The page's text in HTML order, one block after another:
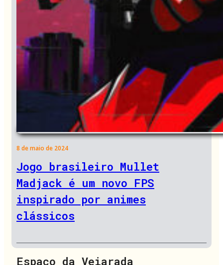
8 de maio de 2024
Jogo brasileiro Mullet
Madjack é um novo FPS
inspirado por animes
clássicos
Espaço da Veiarada